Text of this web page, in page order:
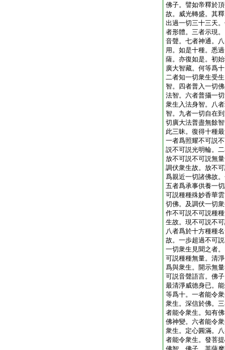
佛子。譬如帝釋於
故。威光轉盛。其
出過一切三十三天
者形體。三者示現
音聲。七者神通。
用。如是十種。悉
薩。亦復如是。初
廣大智藏。何等爲
二者知一切衆生受
智。四者普入一切
法智。六者普攝一
衆生入法身智。八
智。九者一切自在
切廣大法普盡無餘
此三昧。復得十種
一者爲照耀不可説
説不可説光明輪。
放不可説不可説無
調伏衆生故。放不
爲親近一切諸佛故
五者爲承事供養一
可説種種殊妙香華
切佛。及調伏一切
作不可説不可説種
生故。現不可説不
八者爲於十方種種
故。一歩超過不可
一切衆生見聞之者
可説種種無量。清
爲與衆生。開示無
可説音聲語言。佛
最清淨威徳身已。
等爲十。一者能令
衆生。深信於佛。
者能令衆生。知有
佛神變。六者能令
衆生。定心圓滿。
者能令衆生。發菩